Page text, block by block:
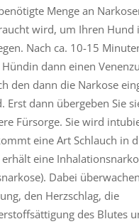
Menge an
wird, um Ihren Hund
Nach ca. 10-15
dann einen
den dann die Narkose
Erst dann übergeben Sie
Fürsorge. Sie wird
eine Art Schlauch in
eine
Dabei
den Herzschlag, die
des Blutes